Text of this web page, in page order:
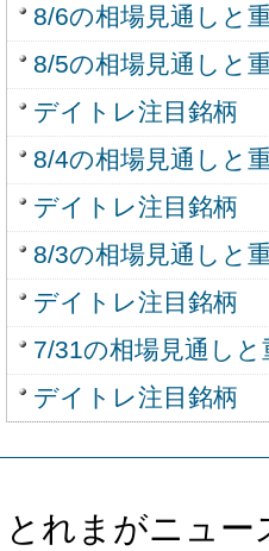
8/6の相場見通しと
8/5の相場見通しと
デイトレ注目銘柄
8/4の相場見通しと
デイトレ注目銘柄
8/3の相場見通しと
デイトレ注目銘柄
7/31の相場見通しと
デイトレ注目銘柄
とれまがニュー